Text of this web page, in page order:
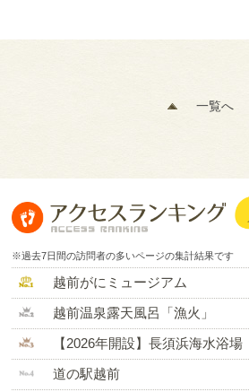
※過去7日間の訪問者の多いページの集計結果です
越前がにミュージアム
越前温泉露天風呂「漁火」
【2026年開設】長須浜海水浴場
道の駅越前
一覧へ